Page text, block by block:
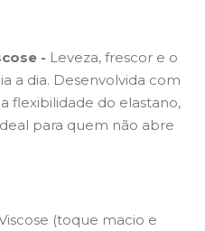
- Leveza, frescor e o
a dia. Desenvolvida com
flexibilidade do elastano,
para quem não abre
(toque macio e